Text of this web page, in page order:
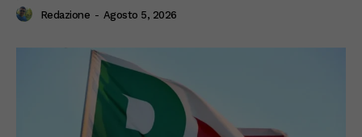
Redazione - Agosto 5, 2026